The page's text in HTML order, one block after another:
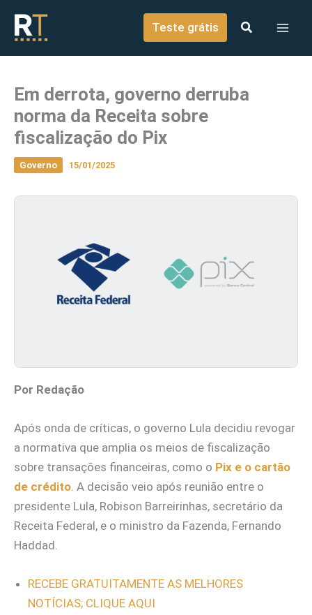
conteúdo
Teste grátis
Em derrota, governo derruba
norma da Receita sobre
fiscalização do Pix
Governo 15/01/2025
Por Redação
Após onda de críticas, o governo Lula decidiu revogar
a normativa que amplia os meios de fiscalização
sobre transações financeiras, como o Pix e o cartão
de crédito. A decisão veio após reunião entre o
presidente Lula, Robison Barreirinhas, secretário da
Receita Federal, e o ministro da Fazenda, Fernando
Haddad.
RECEBE GRATUITAMENTE AS MELHORES
NOTÍCIAS; CLIQUE AQUI